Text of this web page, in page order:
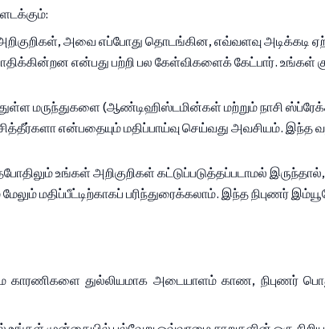
அவை எப்போது தொடங்கின, எவ்வளவு அடிக்கடி
என்பது பற்றி பல கேள்விகளைக் கேட்பார். உங்கள்
மருந்துகளை (ஆண்டிஹிஸ்டமின்கள் மற்றும் நாசி
என்பதையும் மதிப்பாய்வு செய்வது அவசியம். இந்த
உங்கள் அறிகுறிகள் கட்டுப்படுத்தப்படாமல்
மதிப்பீட்டிற்காகப் பரிந்துரைக்கலாம். இந்த நிபுணர்
காரணிகளை துல்லியமாக அடையாளம் காண, நிபுணர்